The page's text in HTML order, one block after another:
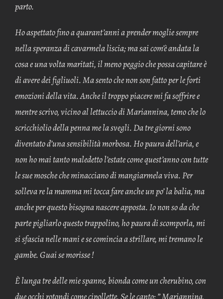
parto.
Ho aspettato fino a quarant’anni a prender moglie sempre
nella speranza di cavarmela liscia; ma sai com’è andata la
cosa e una volta maritati, il meno peggio che possa capitare è
di avere dei figliuoli. Ma sento che non son fatto per le forti
emozioni della vita. Anche il troppo piacere mi fa soffrire e
mentre scrivo, vicino al lettuccio di Mariannina, temo che lo
scricchiolio della penna me la svegli. Da tre giorni sono
diventato d’una sensibilità morbosa. Ho paura dell’aria, e
non ho mai tanto maledetto l’estate come quest’anno con tutte
le sue mosche che minacciano di mangiarmela viva. Per
solleva re la mamma mi tocca fare anche un po’ la balia, ma
anche per questo bisogna nascere apposta. Io non so da che
parte pigliarlo questo trappolino, ho paura di scomporla, mi
si sfascia nelle mani e se co­mincia a strillare, mi tremano le
gambe. Guai se morisse !
È lunga tre delle mie spanne, bionda come un cherubino, con
due occhi rotondi come cipollette. Se le canto: ” Mariannina,